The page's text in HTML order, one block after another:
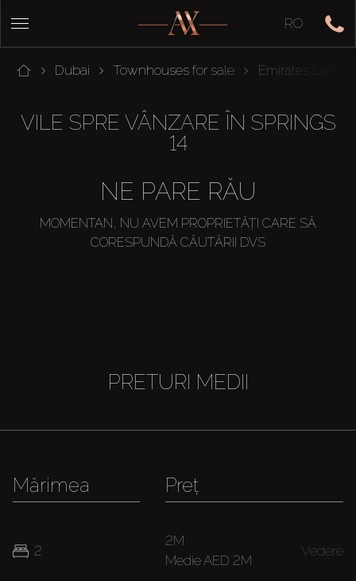
RO
Dubai Townhouses for sale Emirates Living
VILE SPRE VÂNZARE ÎN SPRINGS
14
NE PARE RĂU
MOMENTAN, NU AVEM PROPRIETĂȚI CARE SĂ
CORESPUNDĂ CĂUTĂRII DVS
PRETURI MEDII
Mărimea
2
Preț
2M
MedieAED 2M
Vedere